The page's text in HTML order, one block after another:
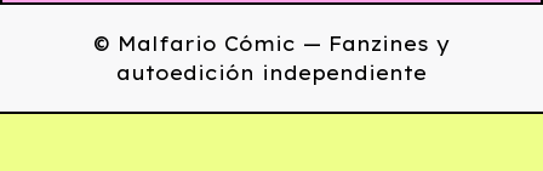
© Malfario Cómic — Fanzines y
autoedición independiente